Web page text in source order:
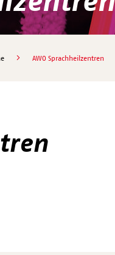
AWO Sprachheilzentren